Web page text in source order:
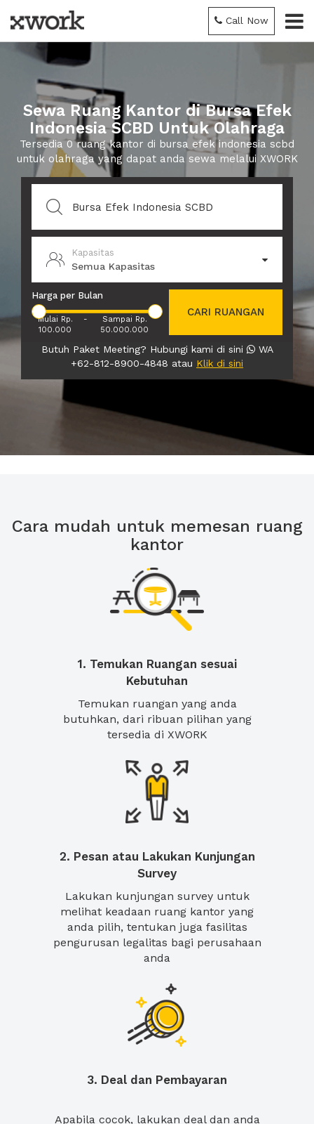
Call Now
Sewa Ruang Kantor di Bursa Efek
Indonesia SCBD Untuk Olahraga
Tersedia 0 ruang kantor di bursa efek indonesia scbd
untuk olahraga yang dapat anda sewa melalui XWORK
Kapasitas
Semua Kapasitas
Harga per Bulan
Mulai Rp.
100.000
-
Sampai Rp.
50.000.000
CARI RUANGAN
Butuh Paket Meeting? Hubungi kami di sini
WA
+62-812-8900-4848 atau Klik di sini
Cara mudah untuk memesan ruang
kantor
1. Temukan Ruangan sesuai
Kebutuhan
Temukan ruangan yang anda
butuhkan, dari ribuan pilihan yang
tersedia di XWORK
2. Pesan atau Lakukan Kunjungan
Survey
Lakukan kunjungan survey untuk
melihat keadaan ruang kantor yang
anda pilih, tentukan juga fasilitas
pengurusan legalitas bagi perusahaan
anda
3. Deal dan Pembayaran
Apabila cocok, lakukan deal dan anda